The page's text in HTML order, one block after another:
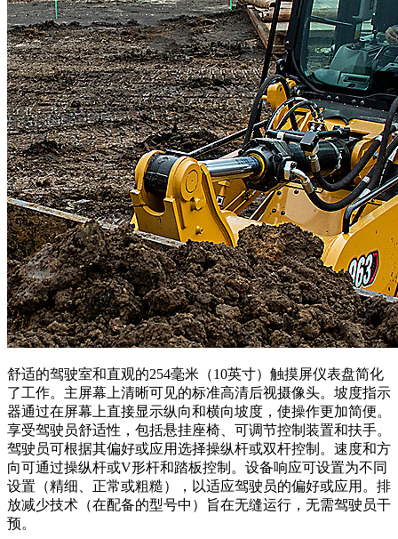
舒适的驾驶室和直观的254毫米（10英寸）触摸屏仪表盘简化
了工作。主屏幕上清晰可见的标准高清后视摄像头。坡度指示
器通过在屏幕上直接显示纵向和横向坡度，使操作更加简便。
享受驾驶员舒适性，包括悬挂座椅、可调节控制装置和扶手。
驾驶员可根据其偏好或应用选择操纵杆或双杆控制。速度和方
向可通过操纵杆或V形杆和踏板控制。设备响应可设置为不同
设置（精细、正常或粗糙），以适应驾驶员的偏好或应用。排
放减少技术（在配备的型号中）旨在无缝运行，无需驾驶员干
预。